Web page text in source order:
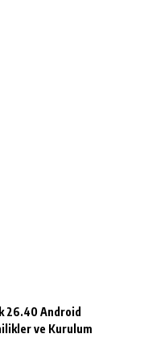
26.40 Android
ve Kurulum